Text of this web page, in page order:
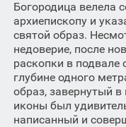
Богородица велела
архиепископу и
святой образ.
недоверие, после
раскопки в
глубине одного
образ, завернутый
иконы был
написанный и